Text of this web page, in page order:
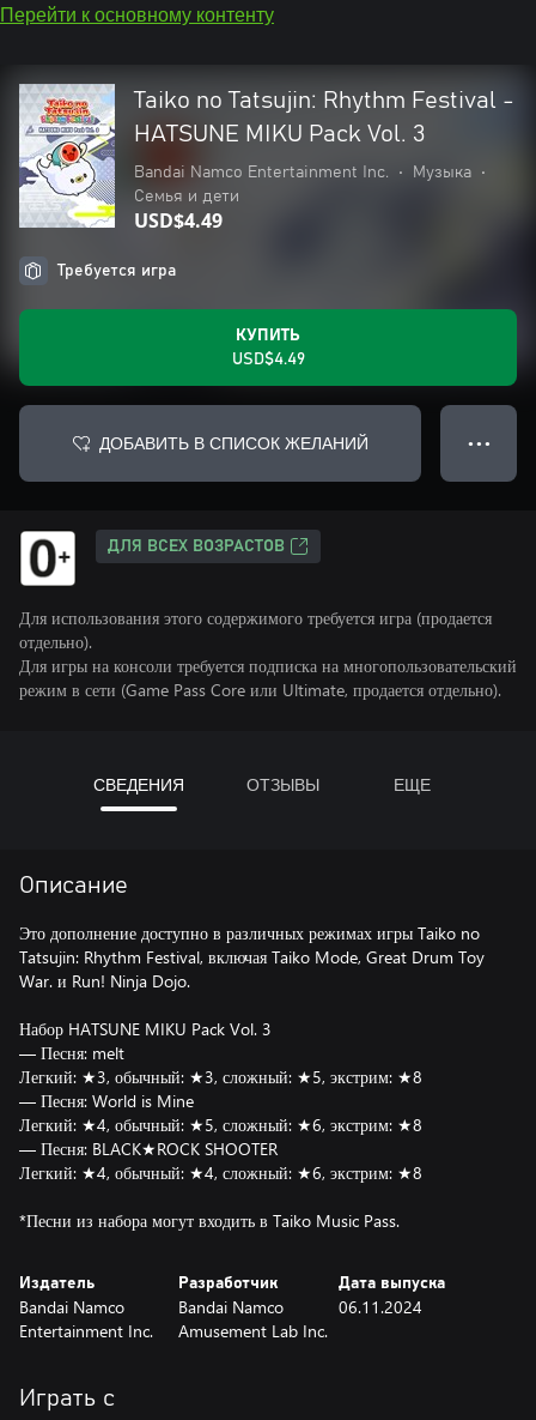
Перейти к основному контенту
Taiko no Tatsujin: Rhythm Festival -
HATSUNE MIKU Pack Vol. 3
Bandai Namco Entertainment Inc. • Музыка
•
Семья и дети
USD$4.49
Требуется игра
КУПИТЬ
USD$4.49
ДОБАВИТЬ В СПИСОК ЖЕЛАНИЙ ● ● ●
ДЛЯ ВСЕХ ВОЗРАСТОВ
Для использования этого содержимого требуется игра (продается
отдельно).
Для игры на консоли требуется подписка на многопользовательский
режим в сети (Game Pass Core или Ultimate, продается отдельно).
СВЕДЕНИЯ ОТЗЫВЫ ЕЩЕ
Описание
Это дополнение доступно в различных режимах игры Taiko no
Tatsujin: Rhythm Festival, включая Taiko Mode, Great Drum Toy
War. и Run! Ninja Dojo.
Набор HATSUNE MIKU Pack Vol. 3
— Песня: melt
Легкий: ★3, обычный: ★3, сложный: ★5, экстрим: ★8
— Песня: World is Mine
Легкий: ★4, обычный: ★5, сложный: ★6, экстрим: ★8
— Песня: BLACK★ROCK SHOOTER
Легкий: ★4, обычный: ★4, сложный: ★6, экстрим: ★8
*Песни из набора могут входить в Taiko Music Pass.
Издатель
Bandai Namco
Entertainment Inc.
Разработчик
Bandai Namco
Amusement Lab Inc.
Дата выпуска
06.11.2024
Играть с